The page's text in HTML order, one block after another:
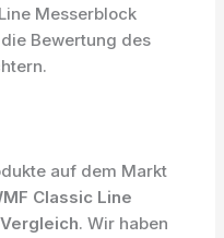
Messerblock
Bewertung des
auf dem Markt
Classic Line
. Wir haben